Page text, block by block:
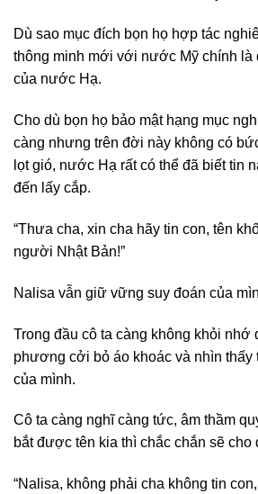
Dù sao mục đích bọn họ hợp tác
thông minh mới với nước Mỹ chính là
của nước Hạ.
Cho dù bọn họ bảo mật hạng mục
càng nhưng trên đời này không có
lọt gió, nước Hạ rất có thể đã biết tin
đến lấy cắp.
“Thưa cha, xin cha hãy tin con, tên
người Nhật Bản!”
Nalisa vẫn giữ vững suy đoán của
Trong đầu cô ta càng không khỏi nhớ
phương cởi bỏ áo khoác và nhìn thấy
của mình.
Cô ta càng nghĩ càng tức, âm thầm
bắt được tên kia thì chắc chắn sẽ
“Nalisa, không phải cha không tin